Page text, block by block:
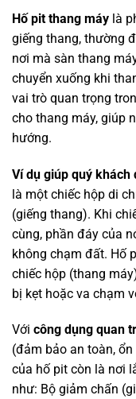
Hố pit thang máy là
giếng thang, thường
nơi mà sàn thang
chuyển xuống khi
vai trò quan trọng
cho thang máy, giúp
hướng.
Ví dụ giúp quý khách
là một chiếc hộp di
(giếng thang). Khi
cùng, phần đáy của
không chạm đất. Hố
chiếc hộp (thang
bị kẹt hoặc va chạm
Với công dụng quan
(đảm bảo an toàn,
của hố pit còn là nơi
như: Bộ giảm chấn